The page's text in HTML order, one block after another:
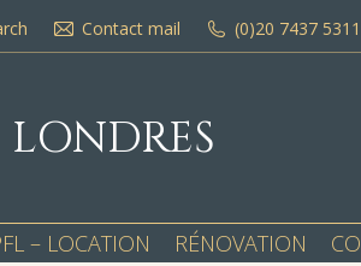
Contact mail (0)20 7437 5311
– LOCATION RÉNOVATION